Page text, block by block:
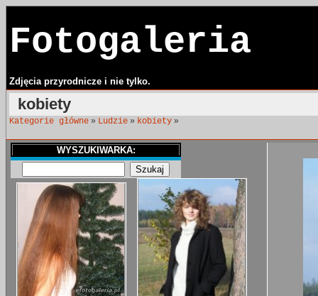
Fotogaleria
Zdjęcia przyrodnicze i nie tylko.
kobiety
Kategorie główne » Ludzie » kobiety »
WYSZUKIWARKA: